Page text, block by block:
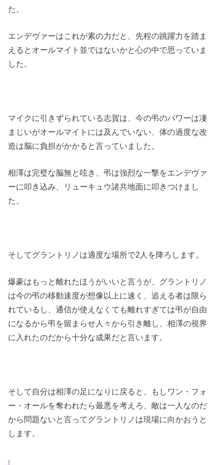
た。
エンデヴァーはこれが素の力だと、先程の跳躍力を踏ま
えるとオールマイト並ではないかと心の中で思っていま
した。
マイクに引きずられている志賀は、今の弔のパワーは凄
まじいがオールマイトには及んでいない、体の過度な改
造は脳に負担がかかると言っていました。
相澤は完璧な脳無と呟き、弔は強烈な一撃をエンデヴァ
ーに叩き込み、リューキュウ諸共地面に叩きつけまし
た。
そしてグラントリノは適度な場所で2人を降ろします。
爆豪はもっと離れたほうがいいと言うが、グラントリノ
は今の弔の移動速度が想像以上に速く、追える者は限ら
れているし、通信が使えなくても離れすぎては弔が自由
になるから弔を留まらせ人々から引き離し、相澤の視界
に入れたのだから十分な成果だと言います。
そして自分は相澤の足になりに戻ると、もしワン・フォ
ー・オールを奪われたら最悪を考えろ、敵は一人なのだ
から問題ないと言ってグラントリノは現場に向かおうと
します。